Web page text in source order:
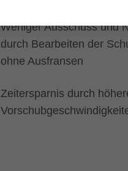
Weniger Ausschuss und
durch Bearbeiten der
ohne Ausfransen
Zeitersparnis durch